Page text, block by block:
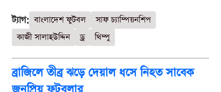
ট্যাগ: বাংলাদেশ ফুটবল
সাফ চ্যাম্পিয়নশিপ
কাজী সালাহউদ্দিন
ড্র থিম্পু
ব্রাজিলে তীব্র ঝড়ে দেয়াল ধসে নিহত সাবেক